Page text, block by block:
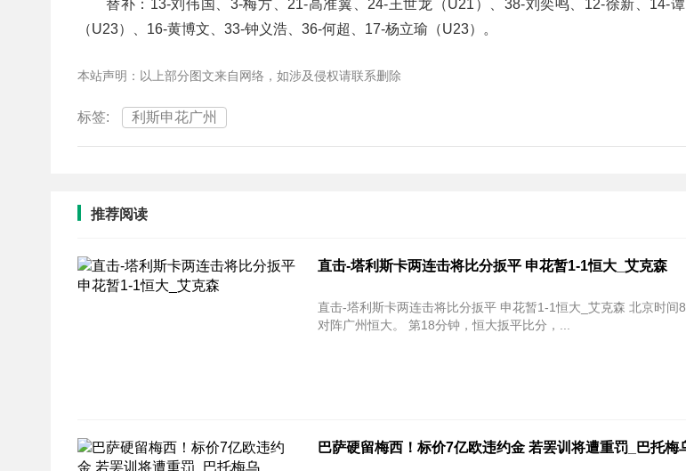
替补：13-刘伟国、3-梅方、21-高准翼、24-王世龙（U21）、38-刘奕鸣、12-徐新、14-
（U23）、16-黄博文、33-钟义浩、36-何超、17-杨立瑜（U23）。
本站声明：以上部分图文来自网络，如涉及侵权请联系删除
标签: 利斯申花广州
推荐阅读
直击-塔利斯卡两连击将比分扳平 申花暂1-1恒大_艾克森
直击-塔利斯卡两连击将比分扳平 申花暂1-1恒大_艾克森 北京时间
对阵广州恒大。 第18分钟，恒大扳平比分，...
巴萨硬留梅西！标价7亿欧违约金 若罢训将遭重罚_巴托梅